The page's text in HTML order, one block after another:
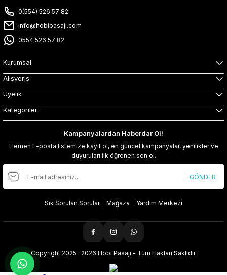
0(554) 526 57 82
info@hobipasaji.com
0554 526 57 82
Kurumsal
Alışveriş
Üyelik
Kategoriler
Kampanyalardan Haberdar Ol!
Hemen E-posta listemize kayıt ol, en güncel kampanyalar, yenilikler ve
duyuruları ilk öğrenen sen ol.
GÖNDER
Sık Sorulan Sorular Mağaza Yardım Merkezi
Copyright 2025 -2026 Hobi Pasajı - Tüm Hakları Saklıdır.